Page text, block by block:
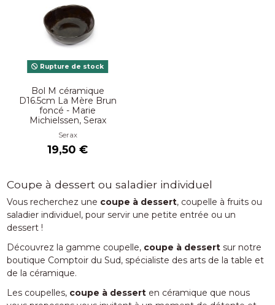
Rupture de stock
Bol M céramique
D16.5cm La Mère Brun
foncé - Marie
Michielssen, Serax
Serax
19,50 €
Coupe à dessert ou saladier individuel
Vous recherchez une coupe à dessert, coupelle à fruits ou
saladier individuel, pour servir une petite entrée ou un
dessert !
Découvrez la gamme coupelle, coupe à dessertsur notre
boutique Comptoir du Sud, spécialiste des arts de la table et
de la céramique.
Les coupelles, coupe à desserten céramique que nous